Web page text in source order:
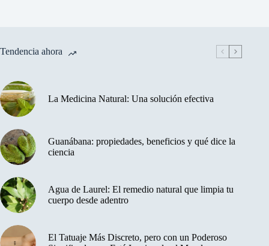
Tendencia ahora
La Medicina Natural: Una solución efectiva
Guanábana: propiedades, beneficios y qué dice la
ciencia
Agua de Laurel: El remedio natural que limpia tu
cuerpo desde adentro
El Tatuaje Más Discreto, pero con un Poderoso